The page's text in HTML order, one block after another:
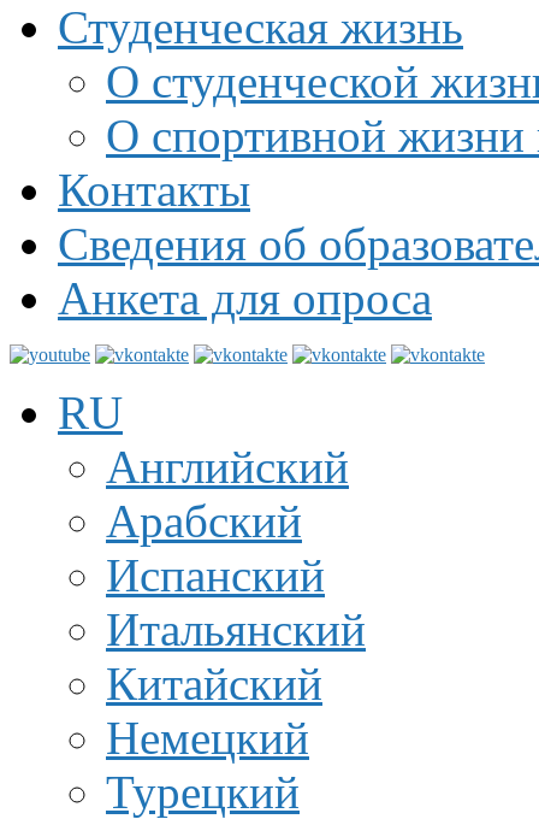
Студенческая жизнь
О студенческой
О спортивной жизни
Контакты
Сведения об
Анкета для опроса
RU
Английский
Арабский
Испанский
Итальянский
Китайский
Немецкий
Турецкий